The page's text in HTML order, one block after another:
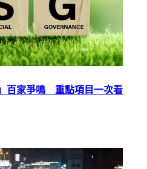
百家爭鳴 重點項目一次看